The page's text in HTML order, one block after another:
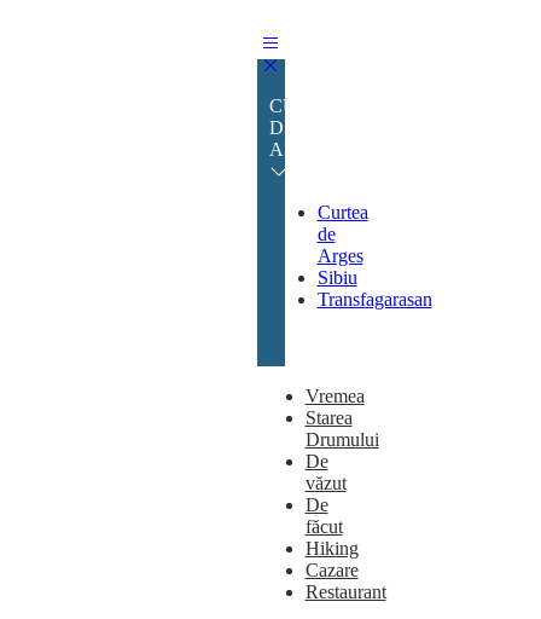
CURTEA
DE
ARGES
Curtea
de
Arges
Sibiu
Transfagarasan
Vremea
Starea
Drumului
De
văzut
De
făcut
Hiking
Cazare
Restaurant